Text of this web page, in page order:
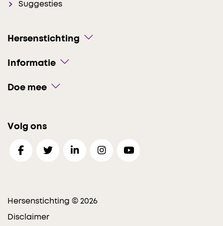
Suggesties
Hersenstichting
Informatie
Doe mee
Volg ons
Hersenstichting © 2026
Disclaimer